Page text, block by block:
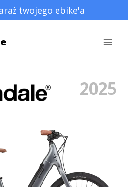
twojego ebike'a
2025